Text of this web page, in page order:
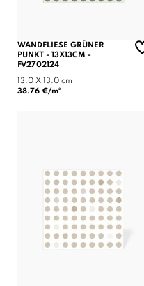
WANDFLIESE GRÜNER
PUNKT - 13X13CM -
FV2702124
13.0 X 13.0 cm
38.76 €/m²